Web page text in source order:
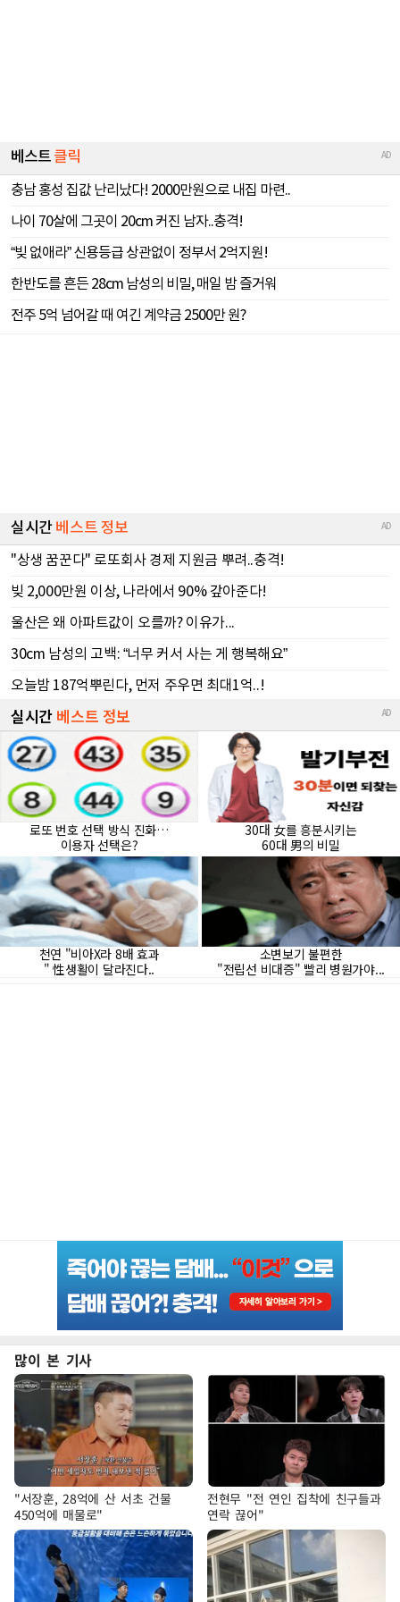
많이 본 기사
"서장훈, 28억에 산 서초 건물
450억에 매물로"
전현무 "전 연인 집착에 친구들과
연락 끊어"